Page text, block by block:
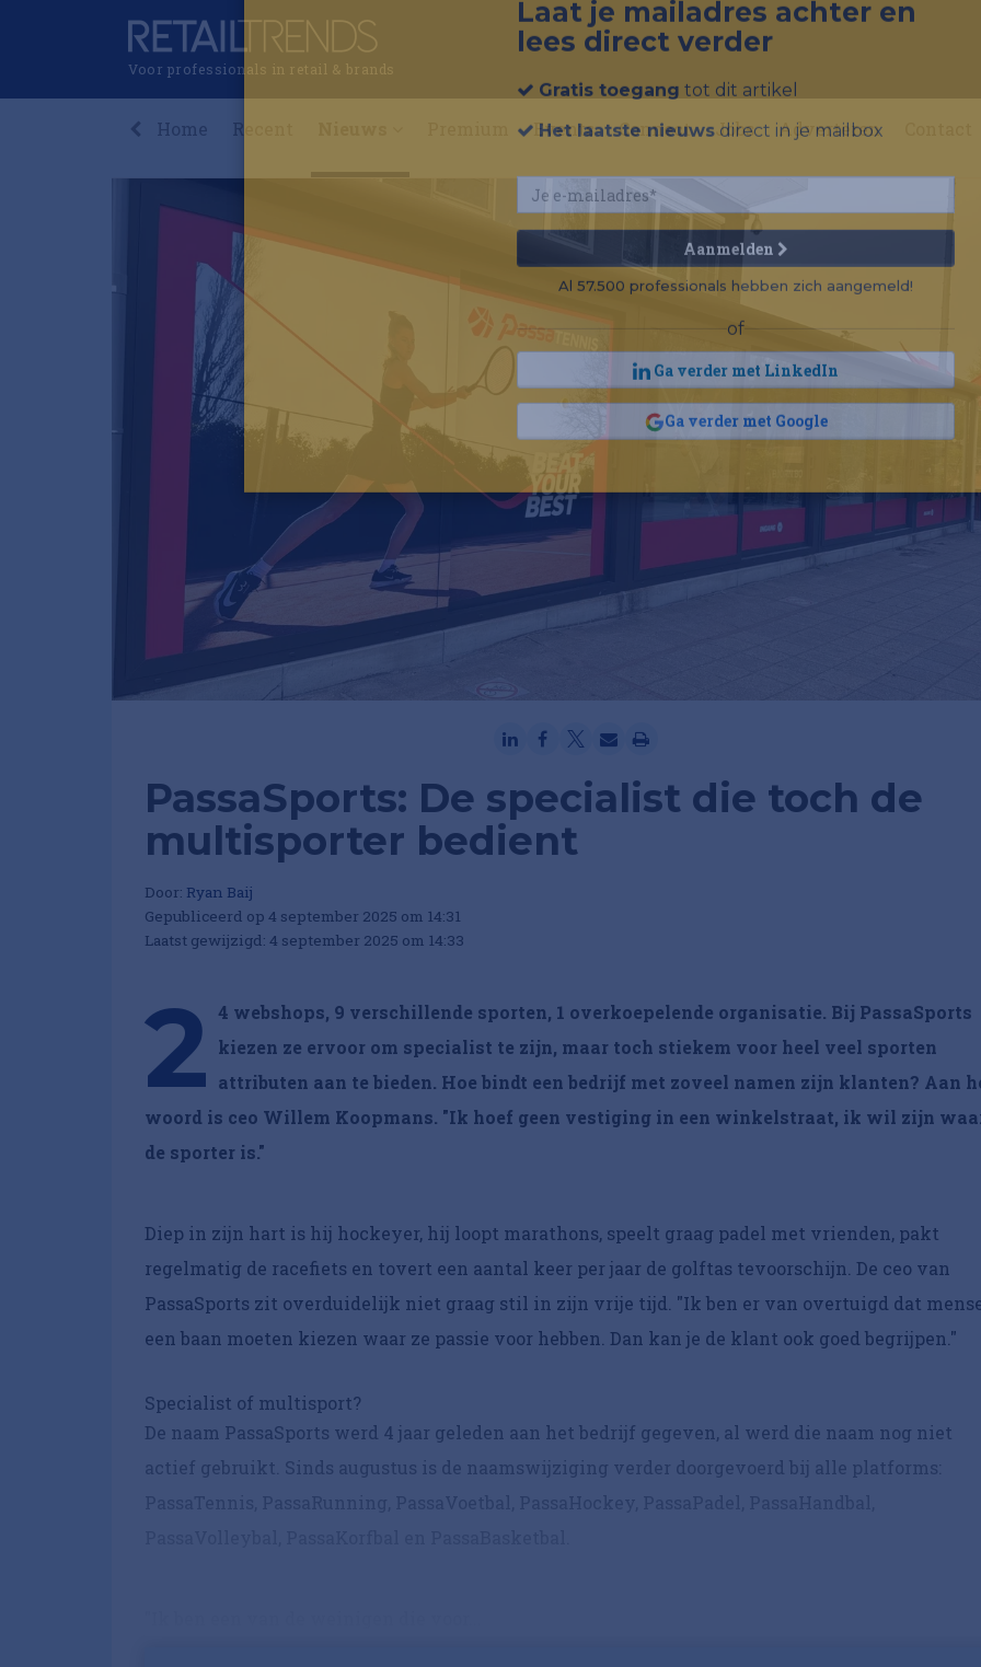
Voor professionals in retail & brands
Home Recent Events Connect Jobs Adverteren
PassaSports: De specialist die toch de
multisporter bedient
Door: Ryan Baij
Gepubliceerd op 4 september 2025 om 14:31
Laatst gewijzigd: 4 september 2025 om 14:33
2 4 webshops, 9 verschillende sporten, 1 overkoepelende organisatie. Bij PassaSports
kiezen ze ervoor om specialist te zijn, maar toch stiekem voor heel veel sporten
attributen aan te bieden. Hoe bindt een bedrijf met zoveel namen zijn klanten? Aan
woord is ceo Willem Koopmans. "Ik hoef geen vestiging in een winkelstraat, ik wil zijn
de sporter is."
Diep in zijn hart is hij hockeyer, hij loopt marathons, speelt graag padel met vrienden, pakt
regelmatig de racefiets en tovert een aantal keer per jaar de golftas tevoorschijn. De ceo van
PassaSports zit overduidelijk niet graag stil in zijn vrije tijd. "Ik ben er van overtuigd dat
een baan moeten kiezen waar ze passie voor hebben. Dan kan je de klant ook goed begrijpen."
Specialist of multisport?
De naam PassaSports werd 4 jaar geleden aan het bedrijf gegeven, al werd die naam nog niet
actief gebruikt. Sinds augustus is de naamswijziging verder doorgevoerd bij alle platforms:
Laat je mailadres achter en
lees direct verder
Gratis toegangtot dit artikel
Het laatste nieuws
direct in je mailbox
Aanmelden
Al 57.500 professionals hebben zich aangemeld!
of
Ga verder met Google